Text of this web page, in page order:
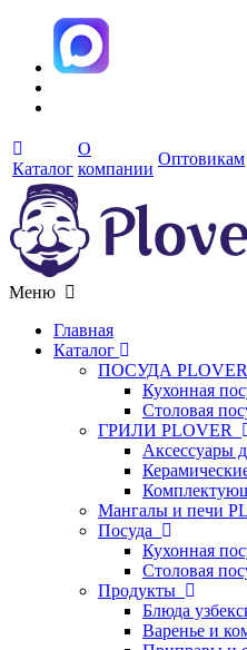
Каталог
О
компании
Оптовикам
Меню
Главная
Каталог
ПОСУДА PLOVER
Кухонная
Столовая
ГРИЛИ PLOVER
Аксессуары
Мангалы и печи
Посуда
Кухонная
Столовая
Продукты
Блюда
Варенье и